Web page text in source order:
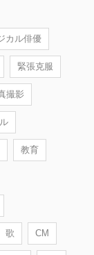
カル俳優
緊張克服
撮影
教育
歌 CM